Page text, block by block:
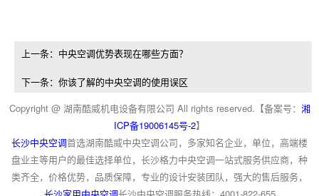
上一条：中央空调优势表现在哪些方面？
下一条：你该了解的中央空调的使用误区
Copyright @ 湖南酷威机电设备有限公司 All rights reserved.【备案号： 湘
ICP备19006145号-2】
长沙中央空调首选湖南酷威中央空调公司，多家知名企业，单位，高端楼
盘业主等用户的最佳选择单位，长沙格力中央空调一站式服务供应商，种
类齐全，价格优势，品质保障，专业的设计安装团队，强大的售后服务，